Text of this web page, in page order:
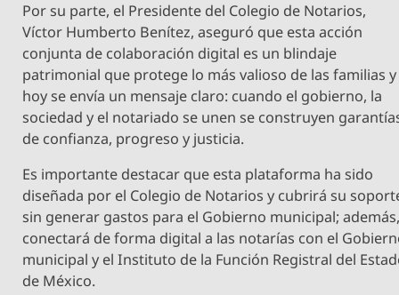
Por su parte, el Presidente del Colegio de Notarios,
Víctor Humberto Benítez, aseguró que esta acción
conjunta de colaboración digital es un blindaje
patrimonial que protege lo más valioso de las familias y
hoy se envía un mensaje claro: cuando el gobierno, la
sociedad y el notariado se unen se construyen
de confianza, progreso y justicia.
Es importante destacar que esta plataforma ha sido
diseñada por el Colegio de Notarios y cubrirá su
sin generar gastos para el Gobierno municipal;
conectará de forma digital a las notarías con el
municipal y el Instituto de la Función Registral del
de México.